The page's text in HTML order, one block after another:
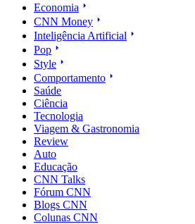
Economia
CNN Money
Inteligência Artificial
Pop
Style
Comportamento
Saúde
Ciência
Tecnologia
Viagem & Gastronomia
Review
Auto
Educação
CNN Talks
Fórum CNN
Blogs CNN
Colunas CNN